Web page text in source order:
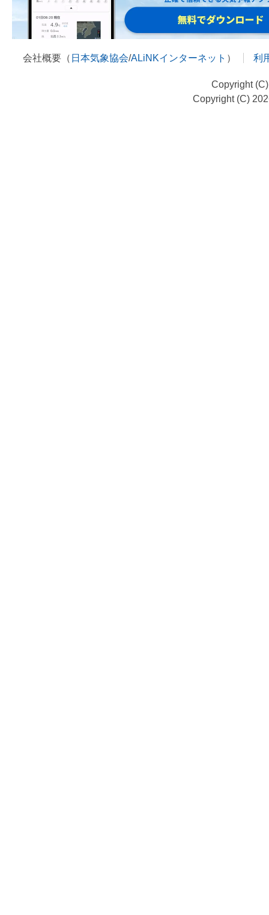
会社概要（ 日本気象協会/ALiNKインターネット ） 利
Copyright
Copyright (C)